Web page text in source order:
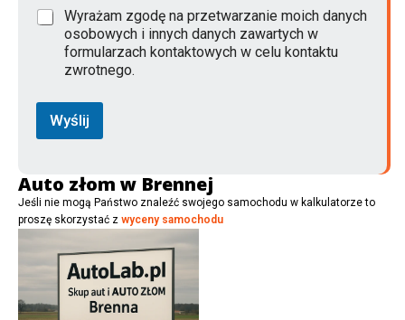
e
l
a
w
i
ć
Wyrażam zgodę na przetwarzanie moich danych
osobowych i innych danych zawartych w
formularzach kontaktowych w celu kontaktu
zwrotnego.
Wyślij
Auto złom w Brennej
Jeśli nie mogą Państwo znaleźć swojego samochodu w kalkulatorze to
proszę skorzystać z wyceny samochodu